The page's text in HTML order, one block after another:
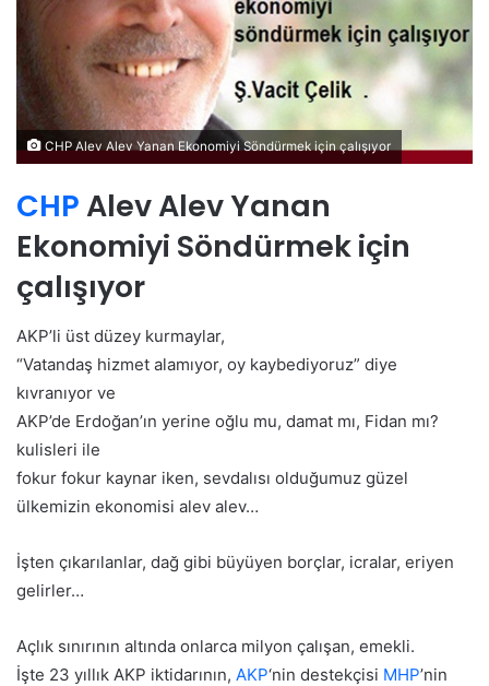
CHP Alev Alev Yanan Ekonomiyi Söndürmek için çalışıyor
CHPAlev Alev Yanan
Ekonomiyi Söndürmek için
çalışıyor
AKP’li üst düzey kurmaylar,
“Vatandaş hizmet alamıyor, oy kaybediyoruz” diye
kıvranıyor ve
AKP’de Erdoğan’ın yerine oğlu mu, damat mı, Fidan mı?
kulisleri ile
fokur fokur kaynar iken, sevdalısı olduğumuz güzel
ülkemizin ekonomisi alev alev…
İşten çıkarılanlar, dağ gibi büyüyen borçlar, icralar, eriyen
gelirler…
Açlık sınırının altında onlarca milyon çalışan, emekli.
İşte 23 yıllık AKP iktidarının, AKP‘nin destekçisi MHP’nin